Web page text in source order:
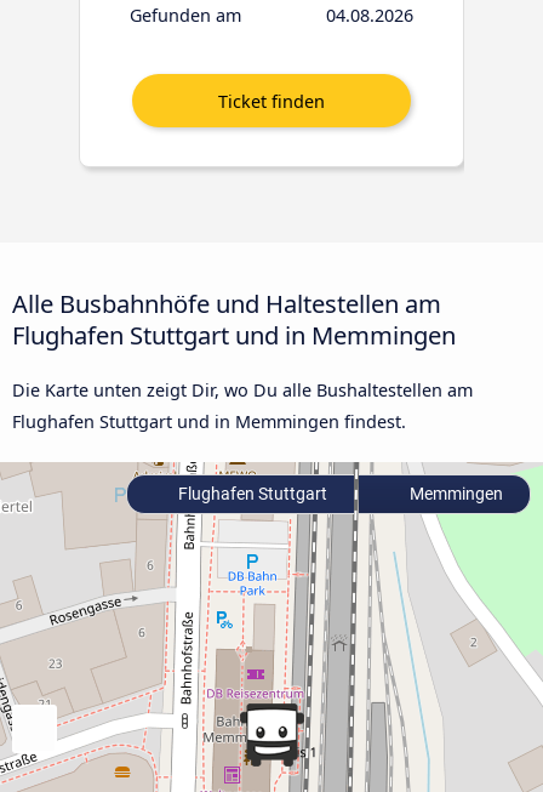
Gefunden am
04.08.2026
Alle Busbahnhöfe und Haltestellen am
Flughafen Stuttgart und in Memmingen
Die Karte unten zeigt Dir, wo Du alle Bushaltestellen am
Flughafen Stuttgart und in Memmingen findest.
Flughafen Stuttgart Memmingen